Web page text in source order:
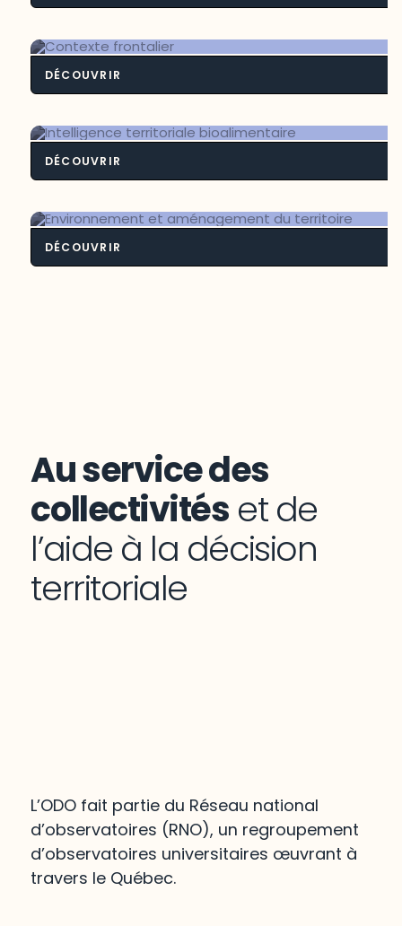
DÉCOUVRIR
DÉCOUVRIR
DÉCOUVRIR
Au service des
collectivités et de
l’aide à la décision
territoriale
L’ODO fait partie du Réseau national
d’observatoires (RNO), un regroupement
d’observatoires universitaires œuvrant à
travers le Québec.